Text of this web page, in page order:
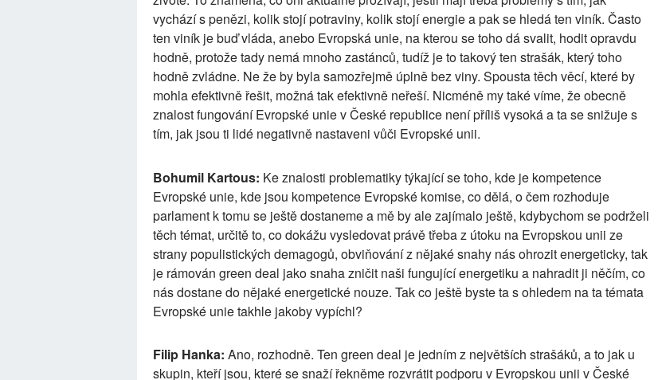
vychází s penězi, kolik stojí potraviny, kolik stojí energie a pak se hledá ten viník. Často
ten viník je buď vláda, anebo Evropská unie, na kterou se toho dá svalit, hodit opravdu
hodně, protože tady nemá mnoho zastánců, tudíž je to takový ten strašák, který toho
hodně zvládne. Ne že by byla samozřejmě úplně bez viny. Spousta těch věcí, které by
mohla efektivně řešit, možná tak efektivně neřeší. Nicméně my také víme, že obecně
znalost fungování Evropské unie v České republice není příliš vysoká a ta se snižuje s
tím, jak jsou ti lidé negativně nastaveni vůči Evropské unii.
Bohumil Kartous: Ke znalosti problematiky týkající se toho, kde je kompetence
Evropské unie, kde jsou kompetence Evropské komise, co dělá, o čem rozhoduje
parlament k tomu se ještě dostaneme a mě by ale zajímalo ještě, kdybychom se podrželi
těch témat, určitě to, co dokážu vysledovat právě třeba z útoku na Evropskou unii ze
strany populistických demagogů, obviňování z nějaké snahy nás ohrozit energeticky, tak
je rámován green deal jako snaha zničit naši fungující energetiku a nahradit ji něčím, co
nás dostane do nějaké energetické nouze. Tak co ještě byste ta s ohledem na ta témata
Evropské unie takhle jakoby vypíchl?
Filip Hanka: Ano, rozhodně. Ten green deal je jedním z největších strašáků, a to jak u
skupin, kteří jsou, které se snaží řekněme rozvrátit podporu v Evropskou unii v České